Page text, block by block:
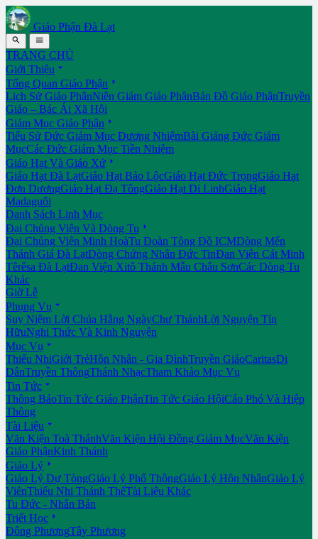
Giáo Phận Đà Lạt
 
TRANG CHỦ
Giới Thiệu 
Tổng Quan Giáo Phận 
Lịch Sử Giáo PhậnNiên Giám Giáo PhậnBản Đồ Giáo PhậnTruyền
Giáo – Bác Ái Xã Hội
Giám Mục Giáo Phận 
Tiểu Sử Đức Giám Mục Đương NhiệmBài Giảng Đức Giám
MụcCác Đức Giám Mục Tiền Nhiệm
Giáo Hạt Và Giáo Xứ 
Giáo Hạt Đà LạtGiáo Hạt Bảo LộcGiáo Hạt Đức TrọngGiáo Hạt
Đơn DươngGiáo Hạt Đạ TôngGiáo Hạt Di LinhGiáo Hạt
Madaguôi
Danh Sách Linh Mục
Đại Chủng Viện Và Dòng Tu 
Đại Chủng Viện Minh HoàTu Đoàn Tông Đồ ICMDòng Mến
Thánh Giá Đà LạtDòng Chứng Nhân Đức TinĐan Viện Cát Minh
Têrêsa Đà LạtĐan Viện Xitô Thánh Mẫu Châu SơnCác Dòng Tu
Khác
Giờ Lễ
Phụng Vụ 
Suy Niệm Lời Chúa Hằng NgàyChư ThánhLời Nguyện Tín
HữuNghi Thức Và Kinh Nguyện
Mục Vụ 
Thiếu NhiGiới TrẻHôn Nhân - Gia ĐìnhTruyền GiáoCaritasDi
DânTruyền ThôngThánh NhạcTham Khảo Mục Vụ
Tin Tức 
Thông BáoTin Tức Giáo PhậnTin Tức Giáo HộiCáo Phó Và Hiệp
Thông
Tài Liệu 
Văn Kiện Toà ThánhVăn Kiện Hội Đồng Giám MụcVăn Kiện
Giáo PhậnKinh Thánh
Giáo Lý 
Giáo Lý Dự TòngGiáo Lý Phổ ThôngGiáo Lý Hôn NhânGiáo Lý
ViênThiếu Nhi Thánh ThểTài Liệu Khác
Tu Đức - Nhân Bản
Triết Học 
Đông PhươngTây Phương